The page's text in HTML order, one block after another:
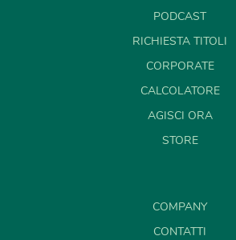
PODCAST
RICHIESTA TITOLI
CORPORATE
CALCOLATORE
AGISCI ORA
STORE
COMPANY
CONTATTI